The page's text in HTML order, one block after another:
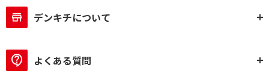
デンキチについて
よくある質問